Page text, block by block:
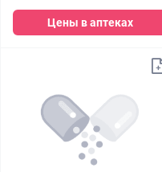
Цены в аптеках